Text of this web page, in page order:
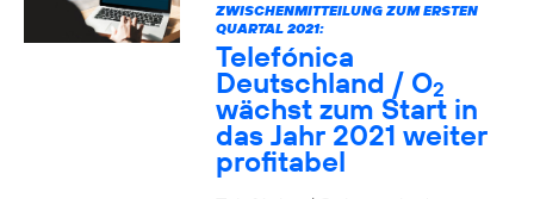
ZWISCHENMITTEILUNG ZUM ERSTEN
QUARTAL 2021:
Telefónica
Deutschland / O2
wächst zum Start in
das Jahr 2021 weiter
profitabel